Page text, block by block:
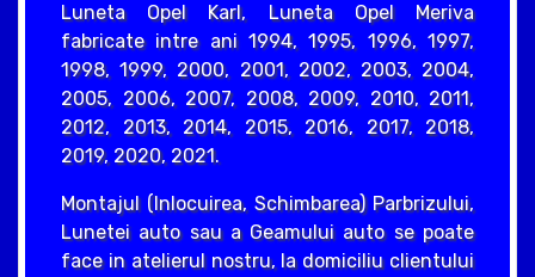
Luneta Opel Karl, Luneta Opel Meriva
fabricate intre ani 1994, 1995, 1996, 1997,
1998, 1999, 2000, 2001, 2002, 2003, 2004,
2005, 2006, 2007, 2008, 2009, 2010, 2011,
2012, 2013, 2014, 2015, 2016, 2017, 2018,
2019, 2020, 2021.
Montajul (Inlocuirea, Schimbarea) Parbrizului,
Lunetei auto sau a Geamului auto se poate
face in atelierul nostru, la domiciliu clientului